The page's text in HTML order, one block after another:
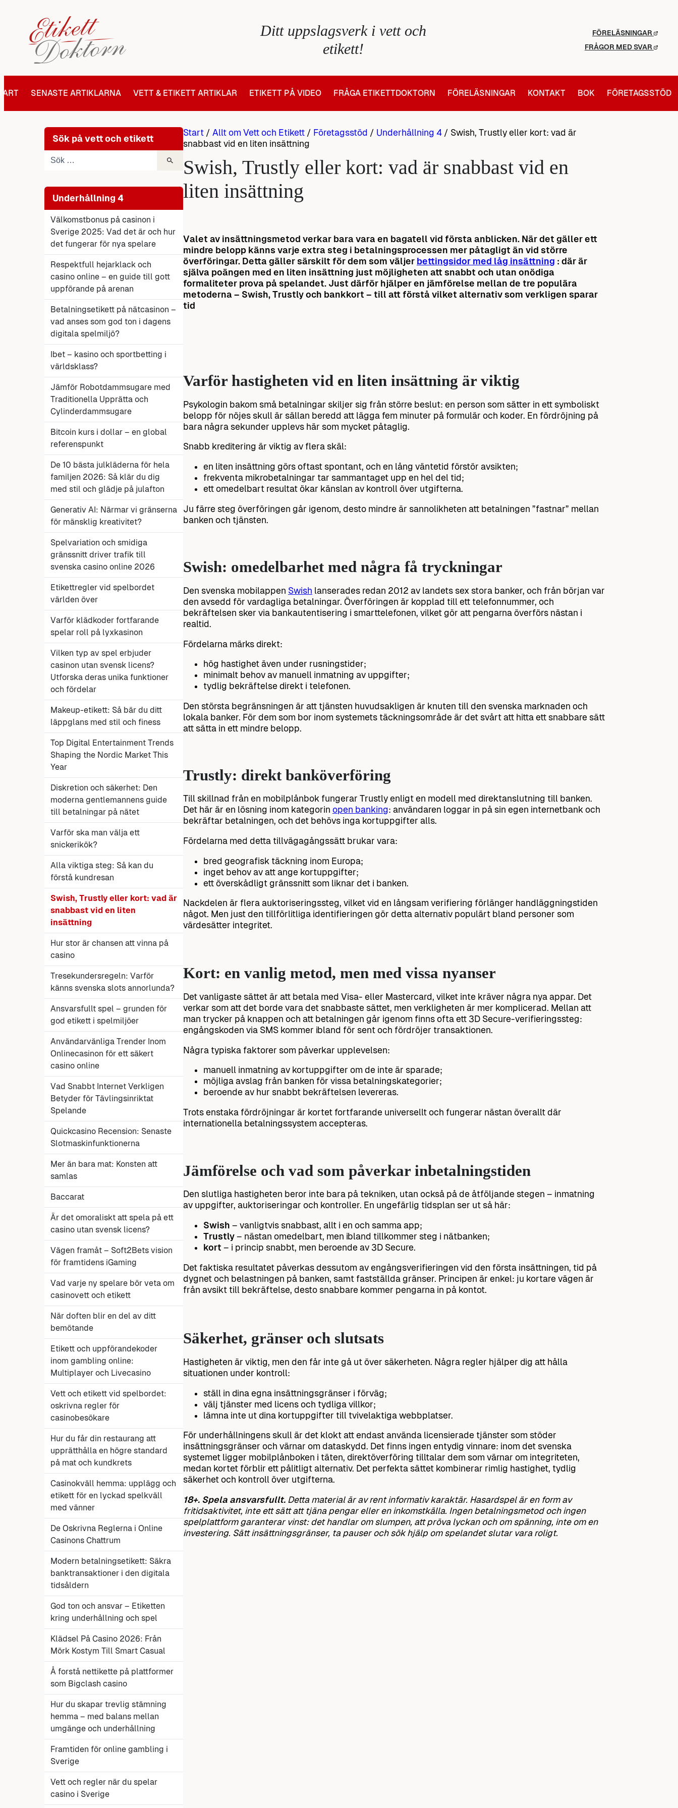
innehåll
Ditt uppslagsverk i vett och
etikett!
FÖRELÄSNINGAR
FRÅGOR MED SVAR
SENASTE ARTIKLARNA VETT & ETIKETT ARTIKLAR ETIKETT PÅ VIDEO FRÅGA ETIKETTDOKTORN FÖRELÄSNINGAR KONTAKT BOK FÖRETAGSSTÖD
Sök på vett och etikett
Underhållning 4
Välkomstbonus på casinon i
Sverige 2025: Vad det är och hur
det fungerar för nya spelare
Respektfull hejarklack och
casino online – en guide till gott
uppförande på arenan
Betalningsetikett på nätcasinon –
vad anses som god ton i dagens
digitala spelmiljö?
Ibet – kasino och sportbetting i
världsklass?
Jämför Robotdammsugare med
Traditionella Upprätta och
Cylinderdammsugare
Bitcoin kurs i dollar – en global
referenspunkt
De 10 bästa julkläderna för hela
familjen 2026: Så klär du dig
med stil och glädje på julafton
Generativ AI: Närmar vi gränserna
för mänsklig kreativitet?
Spelvariation och smidiga
gränssnitt driver trafik till
svenska casino online 2026
Etikettregler vid spelbordet
världen över
Varför klädkoder fortfarande
spelar roll på lyxkasinon
Vilken typ av spel erbjuder
casinon utan svensk licens?
Utforska deras unika funktioner
och fördelar
Makeup-etikett: Så bär du ditt
läppglans med stil och finess
Top Digital Entertainment Trends
Shaping the Nordic Market This
Year
Diskretion och säkerhet: Den
moderna gentlemannens guide
till betalningar på nätet
Varför ska man välja ett
snickerikök?
Alla viktiga steg: Så kan du
förstå kundresan
Swish, Trustly eller kort: vad är
snabbast vid en liten
insättning
Hur stor är chansen att vinna på
casino
Tresekundersregeln: Varför
känns svenska slots annorlunda?
Ansvarsfullt spel – grunden för
god etikett i spelmiljöer
Användarvänliga Trender Inom
Onlinecasinon för ett säkert
casino online
Vad Snabbt Internet Verkligen
Betyder för Tävlingsinriktat
Spelande
Quickcasino Recension: Senaste
Slotmaskinfunktionerna
Mer än bara mat: Konsten att
samlas
Baccarat
Är det omoraliskt att spela på ett
casino utan svensk licens?
Vägen framåt – Soft2Bets vision
för framtidens iGaming
Vad varje ny spelare bör veta om
casinovett och etikett
När doften blir en del av ditt
bemötande
Etikett och uppförandekoder
inom gambling online:
Multiplayer och Livecasino
Vett och etikett vid spelbordet:
oskrivna regler för
casinobesökare
Hur du får din restaurang att
upprätthålla en högre standard
på mat och kundkrets
Casinokväll hemma: upplägg och
etikett för en lyckad spelkväll
med vänner
De Oskrivna Reglerna i Online
Casinons Chattrum
Modern betalningsetikett: Säkra
banktransaktioner i den digitala
tidsåldern
God ton och ansvar – Etiketten
kring underhållning och spel
Klädsel På Casino 2026: Från
Mörk Kostym Till Smart Casual
Å forstå nettikette på plattformer
som Bigclash casino
Hur du skapar trevlig stämning
hemma – med balans mellan
umgänge och underhållning
Framtiden för online gambling i
Sverige
Vett och regler när du spelar
casino i Sverige
Start / Allt om Vett och Etikett / Företagsstöd / Underhållning 4 / Swish, Trustly eller kort: vad är
snabbast vid en liten insättning
Swish, Trustly eller kort: vad är snabbast vid en
liten insättning
Valet av insättningsmetod verkar bara vara en bagatell vid första anblicken. När det gäller ett
mindre belopp känns varje extra steg i betalningsprocessen mer påtagligt än vid större
överföringar. Detta gäller särskilt för dem som väljer bettingsidor med låg insättning : där är
själva poängen med en liten insättning just möjligheten att snabbt och utan onödiga
formaliteter prova på spelandet. Just därför hjälper en jämförelse mellan de tre populära
metoderna – Swish, Trustly och bankkort – till att förstå vilket alternativ som verkligen sparar
tid
Varför hastigheten vid en liten insättning är viktig
Psykologin bakom små betalningar skiljer sig från större beslut: en person som sätter in ett symboliskt
belopp för nöjes skull är sällan beredd att lägga fem minuter på formulär och koder. En fördröjning på
bara några sekunder upplevs här som mycket påtaglig.
Snabb kreditering är viktig av flera skäl:
en liten insättning görs oftast spontant, och en lång väntetid förstör avsikten;
frekventa mikrobetalningar tar sammantaget upp en hel del tid;
ett omedelbart resultat ökar känslan av kontroll över utgifterna.
Ju färre steg överföringen går igenom, desto mindre är sannolikheten att betalningen ”fastnar” mellan
banken och tjänsten.
Swish: omedelbarhet med några få tryckningar
Den svenska mobilappen Swish lanserades redan 2012 av landets sex stora banker, och från början var
den avsedd för vardagliga betalningar. Överföringen är kopplad till ett telefonnummer, och
bekräftelsen sker via bankautentisering i smarttelefonen, vilket gör att pengarna överförs nästan i
realtid.
Fördelarna märks direkt:
hög hastighet även under rusningstider;
minimalt behov av manuell inmatning av uppgifter;
tydlig bekräftelse direkt i telefonen.
Den största begränsningen är att tjänsten huvudsakligen är knuten till den svenska marknaden och
lokala banker. För dem som bor inom systemets täckningsområde är det svårt att hitta ett snabbare sätt
att sätta in ett mindre belopp.
Trustly: direkt banköverföring
Till skillnad från en mobilplånbok fungerar Trustly enligt en modell med direktanslutning till banken.
Det här är en lösning inom kategorin open banking: användaren loggar in på sin egen internetbank och
bekräftar betalningen, och det behövs inga kortuppgifter alls.
Fördelarna med detta tillvägagångssätt brukar vara:
bred geografisk täckning inom Europa;
inget behov av att ange kortuppgifter;
ett överskådligt gränssnitt som liknar det i banken.
Nackdelen är flera auktoriseringssteg, vilket vid en långsam verifiering förlänger handläggningstiden
något. Men just den tillförlitliga identifieringen gör detta alternativ populärt bland personer som
värdesätter integritet.
Kort: en vanlig metod, men med vissa nyanser
Det vanligaste sättet är att betala med Visa- eller Mastercard, vilket inte kräver några nya appar. Det
verkar som att det borde vara det snabbaste sättet, men verkligheten är mer komplicerad. Mellan att
man trycker på knappen och att betalningen går igenom finns ofta ett 3D Secure-verifieringssteg:
engångskoden via SMS kommer ibland för sent och fördröjer transaktionen.
Några typiska faktorer som påverkar upplevelsen:
manuell inmatning av kortuppgifter om de inte är sparade;
möjliga avslag från banken för vissa betalningskategorier;
beroende av hur snabbt bekräftelsen levereras.
Trots enstaka fördröjningar är kortet fortfarande universellt och fungerar nästan överallt där
internationella betalningssystem accepteras.
Jämförelse och vad som påverkar inbetalningstiden
Den slutliga hastigheten beror inte bara på tekniken, utan också på de åtföljande stegen – inmatning
av uppgifter, auktoriseringar och kontroller. En ungefärlig tidsplan ser ut så här:
Swish – vanligtvis snabbast, allt i en och samma app;
Trustly – nästan omedelbart, men ibland tillkommer steg i nätbanken;
kort – i princip snabbt, men beroende av 3D Secure.
Det faktiska resultatet påverkas dessutom av engångsverifieringen vid den första insättningen, tid på
dygnet och belastningen på banken, samt fastställda gränser. Principen är enkel: ju kortare vägen är
från avsikt till bekräftelse, desto snabbare kommer pengarna in på kontot.
Säkerhet, gränser och slutsats
Hastigheten är viktig, men den får inte gå ut över säkerheten. Några regler hjälper dig att hålla
situationen under kontroll:
ställ in dina egna insättningsgränser i förväg;
välj tjänster med licens och tydliga villkor;
lämna inte ut dina kortuppgifter till tvivelaktiga webbplatser.
För underhållningens skull är det klokt att endast använda licensierade tjänster som stöder
insättningsgränser och värnar om dataskydd. Det finns ingen entydig vinnare: inom det svenska
systemet ligger mobilplånboken i täten, direktöverföring tilltalar dem som värnar om integriteten,
medan kortet förblir ett pålitligt alternativ. Det perfekta sättet kombinerar rimlig hastighet, tydlig
säkerhet och kontroll över utgifterna.
18+. Spela ansvarsfullt. Detta material är av rent informativ karaktär. Hasardspel är en form av
fritidsaktivitet, inte ett sätt att tjäna pengar eller en inkomstkälla. Ingen betalningsmetod och ingen
spelplattform garanterar vinst: det handlar om slumpen, att pröva lyckan och om spänning, inte om en
investering. Sätt insättningsgränser, ta pauser och sök hjälp om spelandet slutar vara roligt.